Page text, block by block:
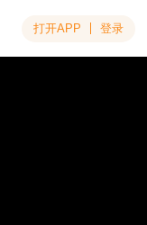
打开APP 登录